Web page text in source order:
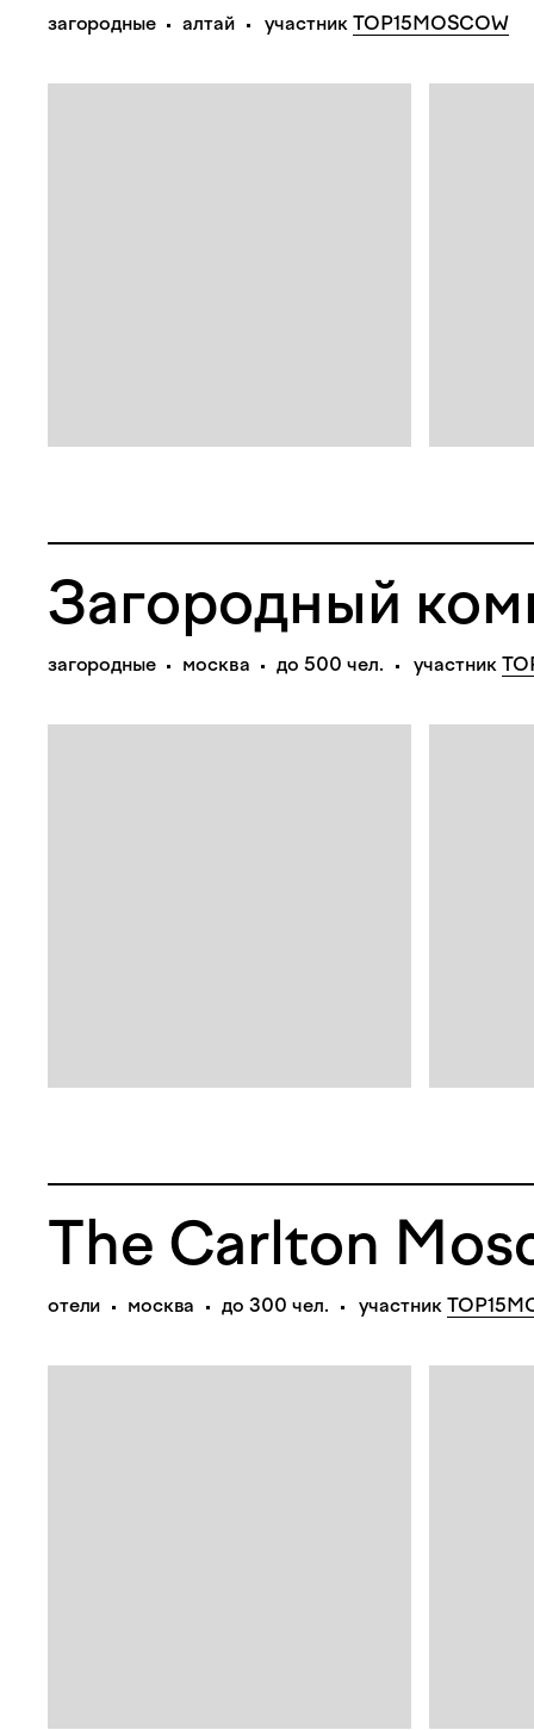
загородные алтай участник TOP15MOSCOW
Загородный
загородные москва до 500 чел. участник
The Carlton
отели москва до 300 чел. участник